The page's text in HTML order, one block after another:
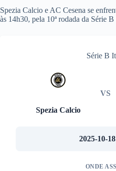
Spezia Calcio e AC Cesena se
às 14h30, pela 10ª rodada da Série
Série B
Spezia Calcio
VS
2025-10-
ONDE